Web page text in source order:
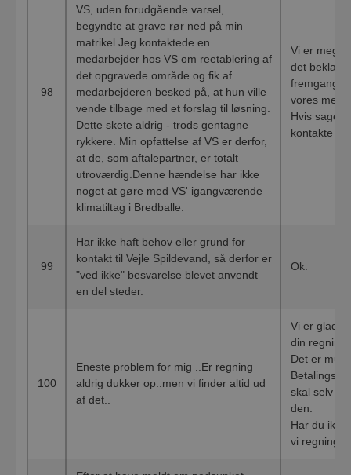
98
VS, uden forudgående varsel,
begyndte at grave rør ned på min
matrikel.Jeg kontaktede en
medarbejder hos VS om reetablering af
det opgravede område og fik af
medarbejderen besked på, at hun ville
vende tilbage med et forslag til løsning.
Dette skete aldrig - trods gentagne
rykkere. Min opfattelse af VS er derfor,
at de, som aftalepartner, er totalt
utroværdig.Denne hændelse har ikke
noget at gøre med VS' igangværende
klimatiltag i Bredballe.
Vi er
det
vores
Hvis sagen
kontakte
99
Har ikke haft behov eller grund for
kontakt til Vejle Spildevand, så derfor er
"ved ikke" besvarelse blevet anvendt
en del steder.
Ok.
100
Eneste problem for mig ..Er regning
aldrig dukker op..men vi finder altid ud
af det..
Vi er glade
din regning
Det er
skal selv
den.
Har du ikke
vi